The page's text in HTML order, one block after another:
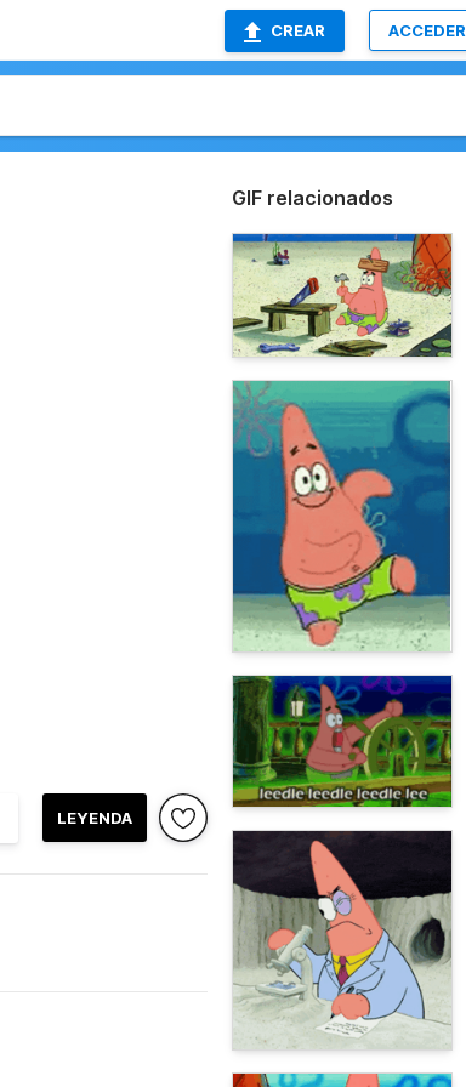
CREAR ACCEDER
LEYENDA
GIF relacionados